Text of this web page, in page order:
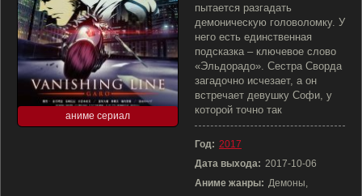
аниме сериал
пытается разгадать
демоническую головоломку. У
него есть единственная
подсказка – ключевое слово
«Эльдорадо». Сестра Сворда
загадочно исчезает, а он
встречает девушку Софи, у
которой точно так
Год: 2017
Дата выхода: 2017-10-06
Аниме жанры: Демоны,